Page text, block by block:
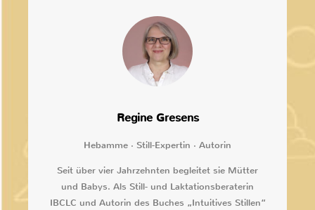
Regine Gresens
Hebamme · Still-Expertin · Autorin
Seit über vier Jahrzehnten begleitet sie Mütter
und Babys. Als Still- und Laktationsberaterin
IBCLC und Autorin des Buches „Intuitives Stillen“